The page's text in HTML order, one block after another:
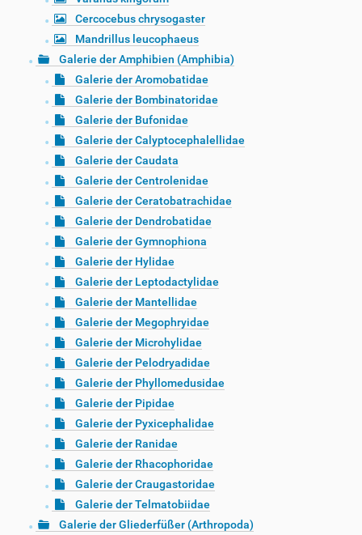
Cercocebus chrysogaster
Mandrillus leucophaeus
Galerie der Amphibien (Amphibia)
Galerie der Aromobatidae
Galerie der Bombinatoridae
Galerie der Bufonidae
Galerie der Calyptocephalellidae
Galerie der Caudata
Galerie der Centrolenidae
Galerie der Ceratobatrachidae
Galerie der Dendrobatidae
Galerie der Gymnophiona
Galerie der Hylidae
Galerie der Leptodactylidae
Galerie der Mantellidae
Galerie der Megophryidae
Galerie der Microhylidae
Galerie der Pelodryadidae
Galerie der Phyllomedusidae
Galerie der Pipidae
Galerie der Pyxicephalidae
Galerie der Ranidae
Galerie der Rhacophoridae
Galerie der Craugastoridae
Galerie der Telmatobiidae
Galerie der Gliederfüßer (Arthropoda)